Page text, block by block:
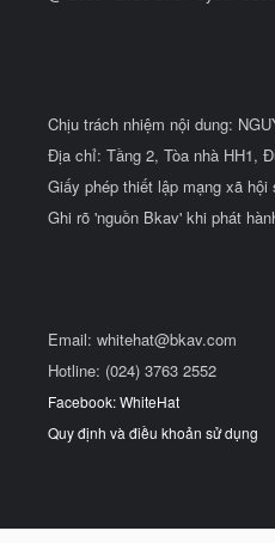
Chịu trách nhiệm nội dung:
Địa chỉ: Tầng 2, Tòa nhà HH1,
Giấy phép thiết lập mạng xã
Ghi rõ 'nguồn Bkav' khi phát
Email: whitehat@bkav.com
Hotline: (024) 3763 2552
Facebook: WhiteHat
Quy định và điều khoản sử dụng